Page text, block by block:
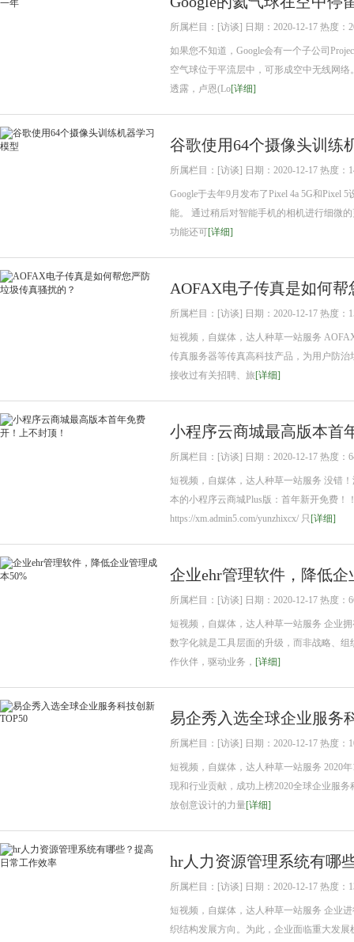
所属栏目：[访谈] 日期：2020-12-17 热度：
如果您不知道，Google会有一个子公司
空气球位于平流层中，可形成空中无线网
透露，卢恩(Lo[详细]
谷歌使用64个摄像头训练
所属栏目：[访谈] 日期：2020-12-17 热度：
Google于去年9月发布了Pixel 4a 5G和Pixel
能。 通过稍后对智能手机的相机进行细微
功能还可[详细]
AOFAX电子传真是如何
所属栏目：[访谈] 日期：2020-12-17 热度：
短视频，自媒体，达人种草一站服务
传真服务器等传真高科技产品，为用户防
接收过有关招聘、旅[详细]
小程序云商城最高版本首
所属栏目：[访谈] 日期：2020-12-17 热度：
短视频，自媒体，达人种草一站服务 没错
本的小程序云商城Plus版：首年新开免费
https://xm.admin5.com/yunzhixcx/ 只 [详细]
企业ehr管理软件，降低企
所属栏目：[访谈] 日期：2020-12-17 热度：
短视频，自媒体，达人种草一站服务 企业
数字化就是工具层面的升级，而非战略、
作伙伴，驱动业务， [详细]
易企秀入选全球企业服务
所属栏目：[访谈] 日期：2020-12-17 热度：
短视频，自媒体，达人种草一站服务 2020
现和行业贡献，成功上榜2020全球企业服
放创意设计的力量[详细]
hr人力资源管理系统有哪
所属栏目：[访谈] 日期：2020-12-17 热度：
短视频，自媒体，达人种草一站服务 企业
织结构发展方向。为此，企业面临重大发